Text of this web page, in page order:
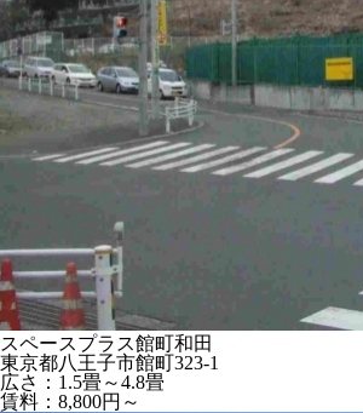
スペースプラス館町和田
東京都八王子市館町323-1
広さ：1.5畳～4.8畳
賃料：8,800円～